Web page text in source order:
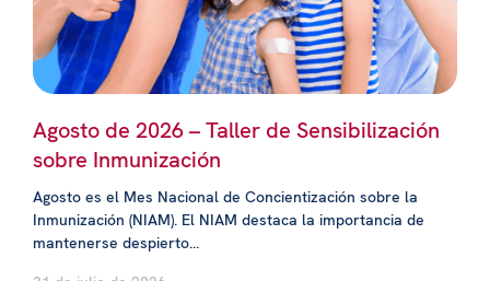
Agosto de 2026 – Taller de Sensibilización
sobre Inmunización
Agosto es el Mes Nacional de Concientización sobre la
Inmunización (NIAM). El NIAM destaca la importancia de
mantenerse despierto...